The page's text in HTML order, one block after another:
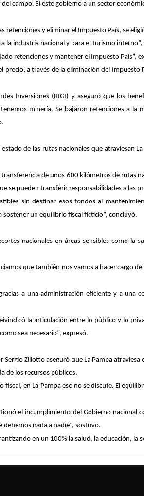
campo. Si este gobierno a un sector
y eliminar el Impuesto País, se
la industria nacional y para el turismo
retenciones y mantener el Impuesto País”,
a través de la eliminación del
Inversiones (RIGI) y aseguró que los
minería. Se bajaron retenciones a la
de las rutas nacionales que atraviesan
de unos 600 kilómetros de rutas
se pueden transferir responsabilidades a las
sin destinar esos fondos al
sostener un equilibrio fiscal ficticio”, concluyó.
nacionales en áreas sensibles como la
que también nos vamos a hacer cargo
a una administración eficiente y a una
la articulación entre lo público y lo
sea necesario”, expresó.
Ziliotto aseguró que La Pampa
de los recursos públicos.
en La Pampa eso no se discute. El
el incumplimiento del Gobierno nacional
nada a nadie”, sostuvo.
en un 100% la salud, la educación, la